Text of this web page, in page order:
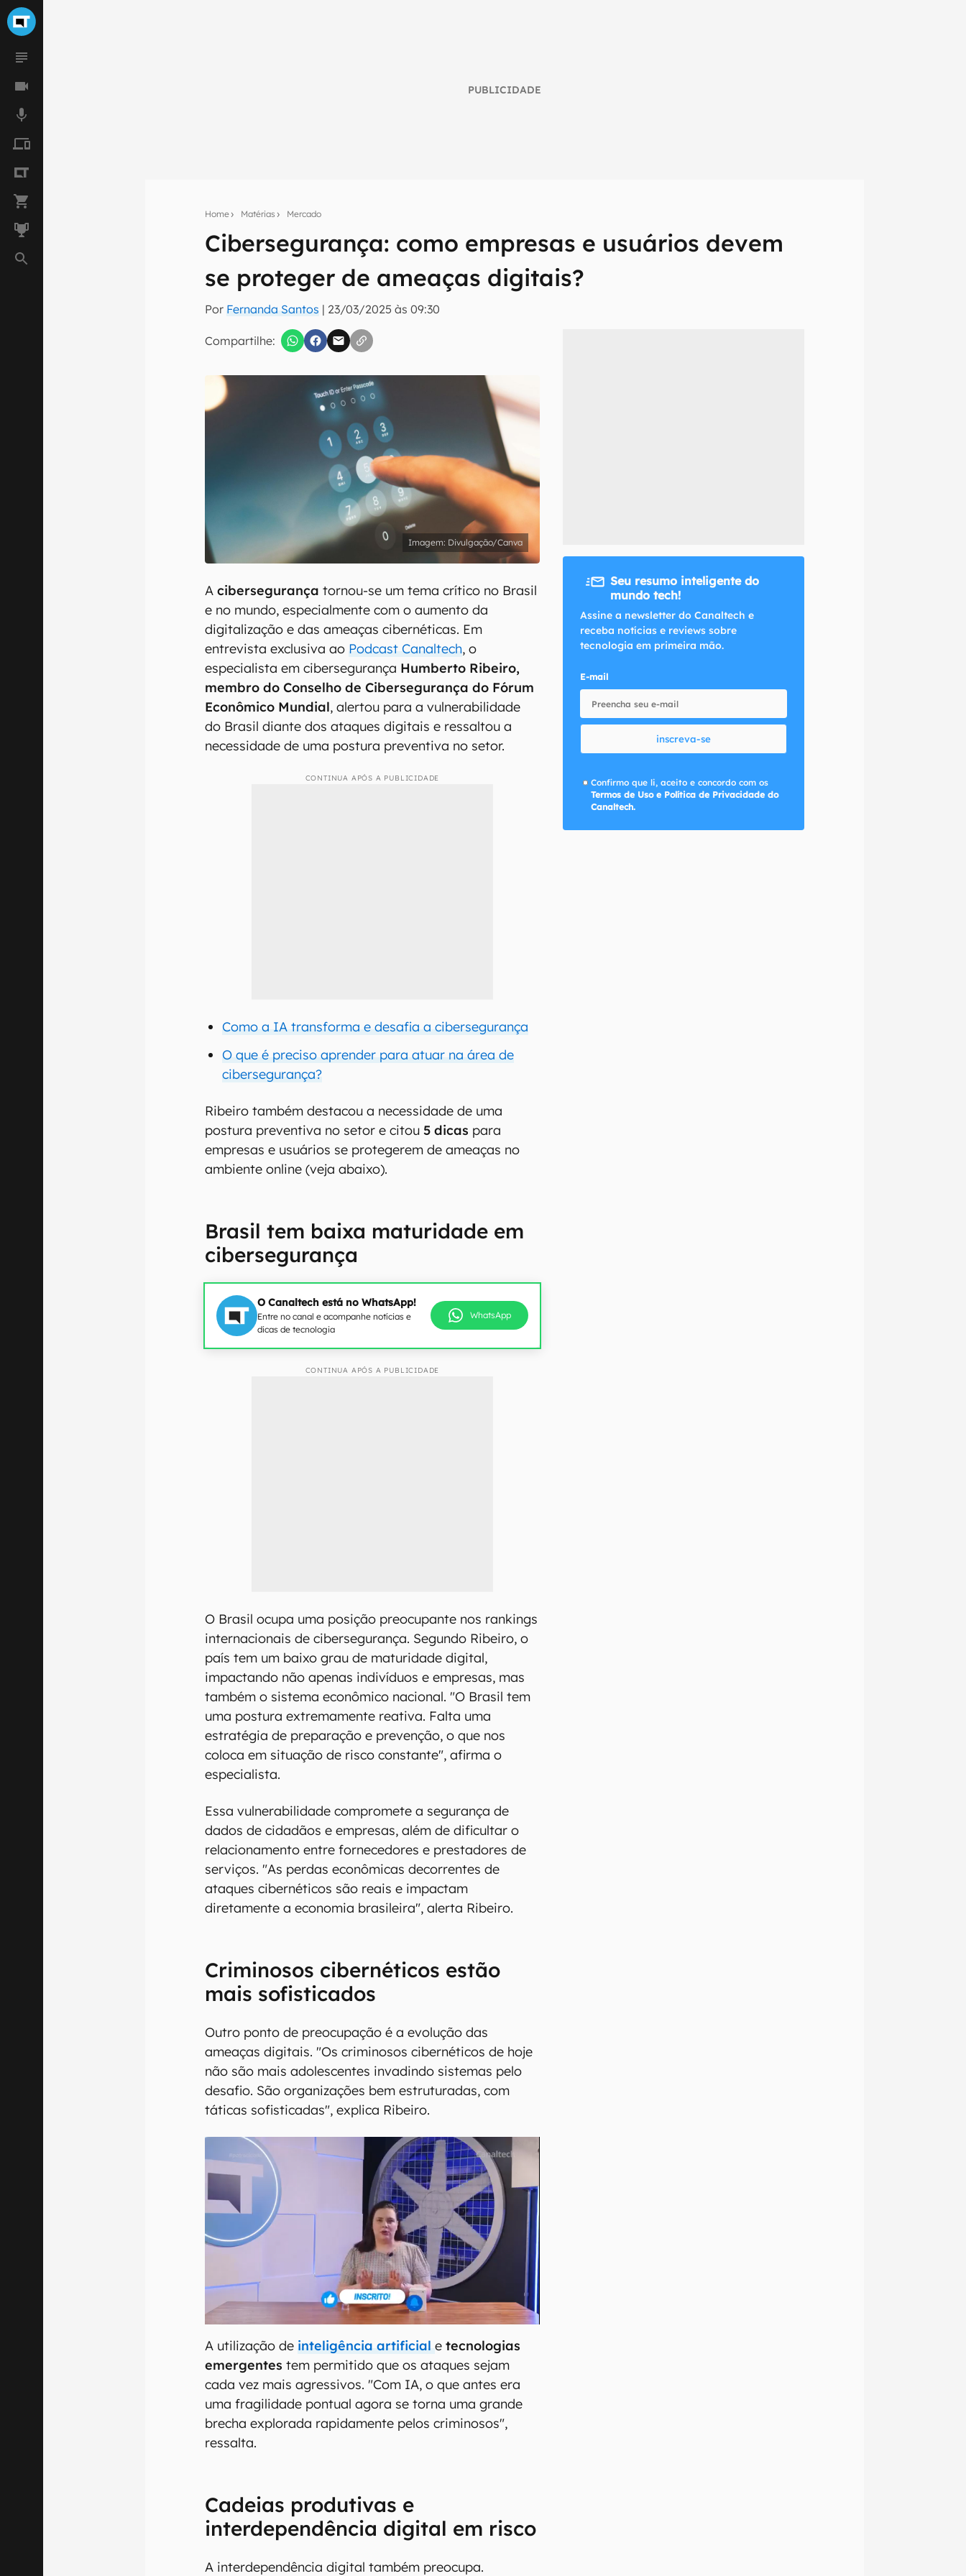
PUBLICIDADE
Home Matérias Mercado
Cibersegurança: como empresas e usuários devem
se proteger de ameaças digitais?
Por Fernanda Santos | 23/03/2025 às 09:30
Compartilhe:
Seu resumo inteligente do mundo tech!
Assine a newsletter do Canaltech e receba notícias e reviews sobre tecnologia em primeira
inscreva-se
Confirmo que li, aceito e concordo com os Termos de Uso e Política de Privacidade do Canaltech.
Divulgação/Canva
Acibersegurança tornou-se um tema crítico no Brasil
e no mundo, especialmente com o aumento da
digitalização e das ameaças cibernéticas. Em
entrevista exclusiva ao Podcast Canaltech, o
especialista em cibersegurança Humberto Ribeiro,
membro do Conselho de Cibersegurança do Fórum
Econômico Mundial, alertou para a vulnerabilidade
do Brasil diante dos ataques digitais e ressaltou a
necessidade de uma postura preventiva no setor.
CONTINUA APÓS A PUBLICIDADE
Como a IA transforma e desafia a cibersegurança
O que é preciso aprender para atuar na área de
cibersegurança?
Ribeiro também destacou a necessidade de uma
postura preventiva no setor e citou 5 dicas para
empresas e usuários se protegerem de ameaças no
ambiente online (veja abaixo).
Brasil tem baixa maturidade em
cibersegurança
O Canaltech está no WhatsApp!
Entre no canal e acompanhe notícias e
dicas de tecnologia
WhatsApp
CONTINUA APÓS A PUBLICIDADE
O Brasil ocupa uma posição preocupante nos rankings
internacionais de cibersegurança. Segundo Ribeiro, o
país tem um baixo grau de maturidade digital,
impactando não apenas indivíduos e empresas, mas
também o sistema econômico nacional. "O Brasil tem
uma postura extremamente reativa. Falta uma
estratégia de preparação e prevenção, o que nos
coloca em situação de risco constante", afirma o
especialista.
Essa vulnerabilidade compromete a segurança de
dados de cidadãos e empresas, além de dificultar o
relacionamento entre fornecedores e prestadores de
serviços. "As perdas econômicas decorrentes de
ataques cibernéticos são reais e impactam
diretamente a economia brasileira", alerta Ribeiro.
Criminosos cibernéticos estão
mais sofisticados
Outro ponto de preocupação é a evolução das
ameaças digitais. "Os criminosos cibernéticos de hoje
não são mais adolescentes invadindo sistemas pelo
desafio. São organizações bem estruturadas, com
táticas sofisticadas", explica Ribeiro.
A utilização de inteligência artificial etecnologias
emergentes tem permitido que os ataques sejam
cada vez mais agressivos. "Com IA, o que antes era
uma fragilidade pontual agora se torna uma grande
brecha explorada rapidamente pelos criminosos",
ressalta.
Cadeias produtivas e
interdependência digital em risco
A interdependência digital também preocupa.
Seu resumo inteligente do
mundo tech!
Assine a newsletter do Canaltech e
receba notícias e reviews sobre
tecnologia em primeira mão.
E-mail
inscreva-se
Confirmo que li, aceito e concordo com os
Termos de Uso e Política de Privacidade do
Canaltech.